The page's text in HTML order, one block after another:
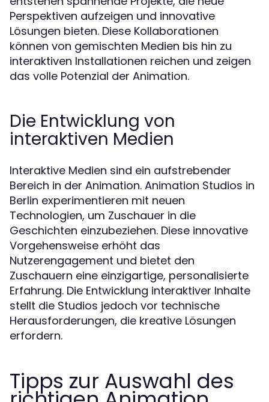
Perspektiven aufzeigen und innovative
Lösungen bieten. Diese Kollaborationen
können von gemischten Medien bis hin zu
interaktiven Installationen reichen und zeigen
das volle Potenzial der Animation.
Die Entwicklung von
interaktiven Medien
Interaktive Medien sind ein aufstrebender
Bereich in der Animation. Animation Studios in
Berlin experimentieren mit neuen
Technologien, um Zuschauer in die
Geschichten einzubeziehen. Diese innovative
Vorgehensweise erhöht das
Nutzerengagement und bietet den
Zuschauern eine einzigartige, personalisierte
Erfahrung. Die Entwicklung interaktiver Inhalte
stellt die Studios jedoch vor technische
Herausforderungen, die kreative Lösungen
erfordern.
Tipps zur Auswahl des